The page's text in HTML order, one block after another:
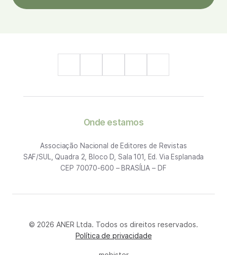
Onde estamos
Associação Nacional de Editores de Revistas
SAF/SUL, Quadra 2, Bloco D, Sala 101, Ed. Via Esplanada
CEP 70070-600 – BRASÍLIA – DF
© 2026 ANER Ltda. Todos os direitos reservados.
Política de privacidade